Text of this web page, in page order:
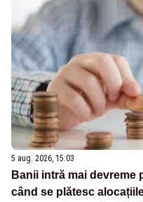
5 aug. 2026, 15:03
Banii intră mai devreme
când se plătesc